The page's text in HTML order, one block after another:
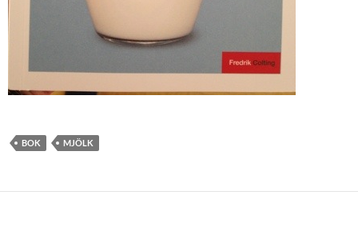
BOK MJÖLK